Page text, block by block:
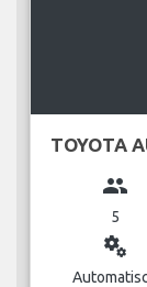
TOYOTA
group
5
miscellaneous_services